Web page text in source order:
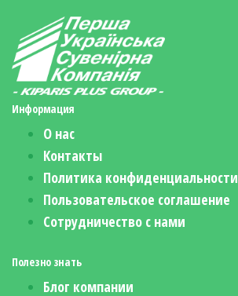
Информация
О нас
Контакты
Политика конфиденциальности
Пользовательское соглашение
Сотрудничество с нами
Полезно знать
Блог компании